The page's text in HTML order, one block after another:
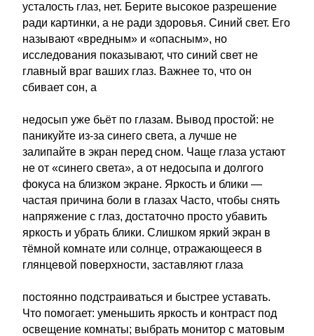
усталость глаз, нет. Берите высокое разрешение
ради картинки, а не ради здоровья. Синий свет. Его
называют «вредным» и «опасным», но
исследования показывают, что синий свет не
главный враг ваших глаз. Важнее то, что он
сбивает сон, а
недосып уже бьёт по глазам. Вывод простой: не
паникуйте из-за синего света, а лучше не
залипайте в экран перед сном. Чаще глаза устают
не от «синего света», а от недосыпа и долгого
фокуса на близком экране. Яркость и блики —
частая причина боли в глазах Часто, чтобы снять
напряжение с глаз, достаточно просто убавить
яркость и убрать блики. Слишком яркий экран в
тёмной комнате или солнце, отражающееся в
глянцевой поверхности, заставляют глаза
постоянно подстраиваться и быстрее уставать.
Что помогает: уменьшить яркость и контраст под
освещение комнаты; выбрать монитор с матовым